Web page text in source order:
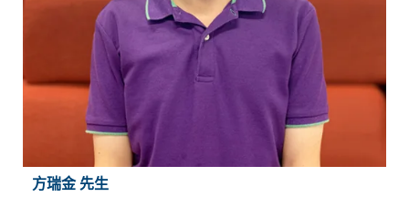
方瑞金 先生